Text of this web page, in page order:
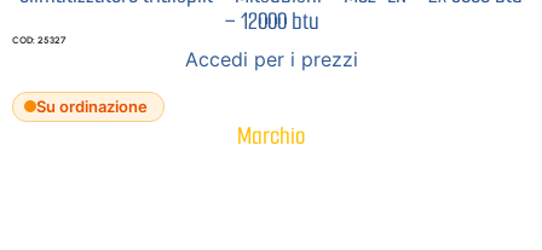
– 12000 btu
COD: 25327
Accedi per i prezzi
Su ordinazione
Marchio